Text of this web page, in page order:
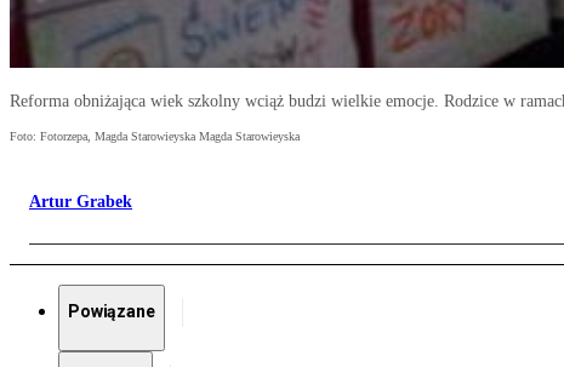
Reforma obniżająca wiek szkolny wciąż budzi wielkie emocje. Rodzice w
Foto: Fotorzepa, Magda Starowieyska Magda Starowieyska
Artur Grabek
Powiązane